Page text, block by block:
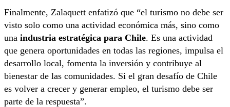
Finalmente, Zalaquett enfatizó que “el turismo no debe ser
visto solo como una actividad económica más, sino como
una industria estratégica para Chile. Es una actividad
que genera oportunidades en todas las regiones, impulsa el
desarrollo local, fomenta la inversión y contribuye al
bienestar de las comunidades. Si el gran desafío de Chile
es volver a crecer y generar empleo, el turismo debe ser
parte de la respuesta”.